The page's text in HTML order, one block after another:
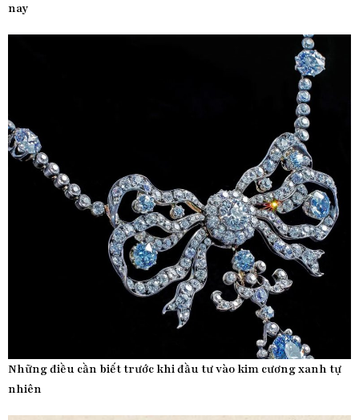
nay
Những điều cần biết trước khi đầu tư vào kim cương xanh tự
nhiên